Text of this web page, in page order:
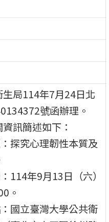
局114年7月24日北
號函辦理。
訊簡述如下：
探究心理韌性本質及
114年9月13日（六）
。
國立臺灣大學公共衛